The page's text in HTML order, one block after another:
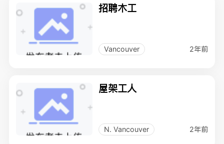
招聘木工
Vancouver 2年前
屋架工人
N. Vancouver 2年前